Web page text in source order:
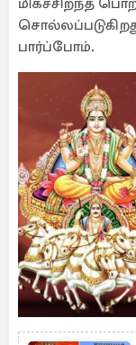
மிகச்சிறந்த
பார்ப்போம்.